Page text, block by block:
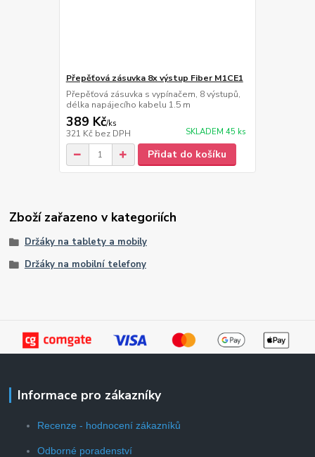
Přepěťová zásuvka 8x výstup Fiber M1CE1
Přepěťová zásuvka s vypínačem, 8 výstupů,
délka napájecího kabelu 1.5 m
389 Kč/ks
321 Kč bez DPH SKLADEM 45 ks
Přidat do košíku
Zboží zařazeno v kategoriích
Držáky na tablety a mobily
Držáky na mobilní telefony
Informace pro zákazníky
Recenze - hodnocení zákazníků
Odborné poradenství